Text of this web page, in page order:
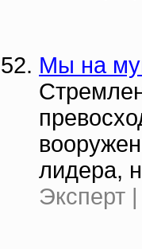
Мы на
лидера,
Эксперт